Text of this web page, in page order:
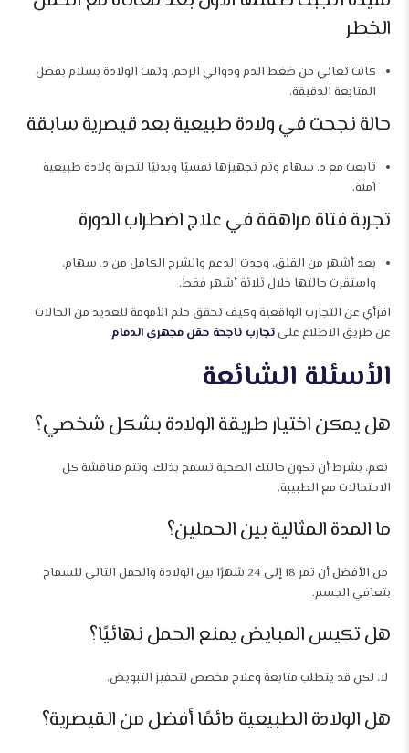
الخطر
كانت تعاني من ضغط الدم ودوالي الرحم، وتمت الولادة بسلام بفضل
المتابعة الدقيقة.
حالة نجحت في ولادة طبيعية بعد قيصرية سابقة
تابعت مع د. سهام وتم تجهيزها نفسيًا وبدنيًا لتجربة ولادة طبيعية
آمنة.
تجربة فتاة مراهقة في علاج اضطراب الدورة
بعد أشهر من القلق، وجدت الدعم والشرح الكامل من د. سهام،
واستقرت حالتها خلال ثلاثة أشهر فقط.
اقرأي عن التجارب الواقعية وكيف تحقق حلم الأمومة للعديد من الحالات
عن طريق الاطلاع على تجارب ناجحة حقن مجهري الدمام.
الأسئلة الشائعة
هل يمكن اختيار طريقة الولادة بشكل شخصي؟
نعم، بشرط أن تكون حالتك الصحية تسمح بذلك، وتتم مناقشة كل
الاحتمالات مع الطبيبة.
ما المدة المثالية بين الحملين؟
من الأفضل أن تمر 18 إلى 24 شهرًا بين الولادة والحمل التالي للسماح
بتعافي الجسم.
هل تكيس المبايض يمنع الحمل نهائيًا؟
لا، لكن قد يتطلب متابعة وعلاج مخصص لتحفيز التبويض.
هل الولادة الطبيعية دائمًا أفضل من القيصرية؟